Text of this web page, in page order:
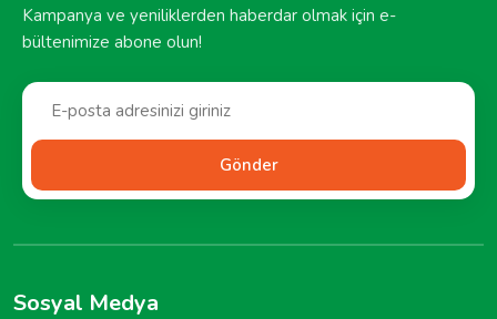
Kampanya ve yeniliklerden haberdar olmak için e-
bültenimize abone olun!
Gönder
Sosyal Medya